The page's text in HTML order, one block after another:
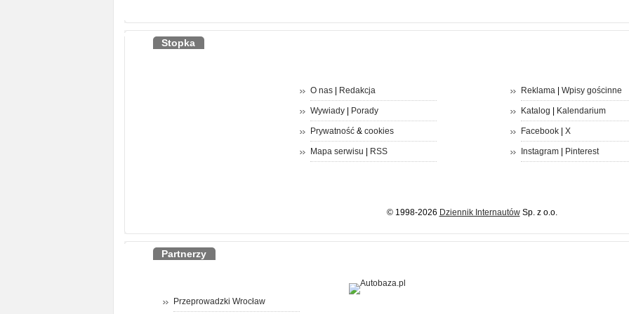
Stopka
O nas| Redakcja
Wywiady| Porady
Prywatność& cookies
Mapa serwisu RSS
Reklama| Wpisy gościnne
Katalog Kalendarium
Facebook| X
Instagram| Pinterest
© 1998-2026 Dziennik InternautówSp. z o.o.
Partnerzy
Przeprowadzki Wrocław